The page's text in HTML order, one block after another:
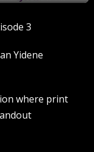
3
Yidene
where print